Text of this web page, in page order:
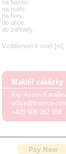
na bazén:
na moře:
na hory:
do ulice:
do zahrady:
Vzdálenost k moři [m]
Makléř zakázky
Ing. Assen
office@finance-
+420 608 062 168